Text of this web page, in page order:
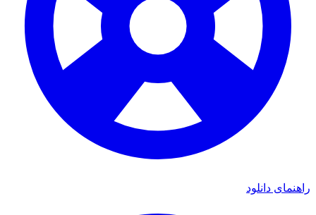
راهنمای دانلود